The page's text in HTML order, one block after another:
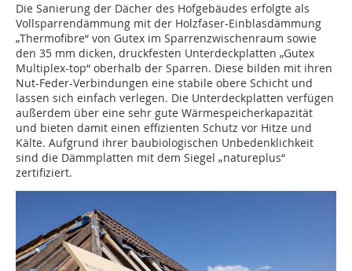
Die Sanierung der Dächer des Hofgebäudes erfolgte als
Vollsparrendämmung mit der Holzfaser-Einblasdämmung
„Thermofibre“ von Gutex im Sparrenzwischenraum sowie
den 35 mm dicken, druckfesten Unterdeckplatten „Gutex
Multiplex-top“ oberhalb der Sparren. Diese bilden mit ihren
Nut-Feder-Verbindungen eine stabile obere Schicht und
lassen sich einfach verlegen. Die Unterdeckplatten verfügen
außerdem über eine sehr gute Wärmespeicherkapazität
und bieten damit einen effizienten Schutz vor Hitze und
Kälte. Aufgrund ihrer baubiologischen Unbedenklichkeit
sind die Dämmplatten mit dem Siegel „natureplus“
zertifiziert.